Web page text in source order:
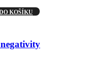
KOŠÍKU